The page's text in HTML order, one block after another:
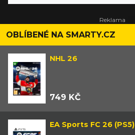
OBLÍBENÉ NA SMARTY.CZ
NHL 26
749 KČ
EA Sports FC 26 (PS5)